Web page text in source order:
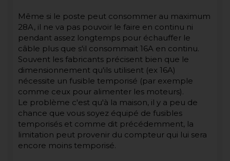
Même si le poste peut consommer au maximum
28A, il ne va pas pouvoir le faire en continu ni
pendant assez longtemps pour échauffer le
câble plus que s'il consommait 16A en continu.
Souvent les fabricants précisent bien que le
dimensionnement qu'ils utilisent (ex 16A)
nécessite un fusible temporisé (par exemple
comme ceux pour alimenter les moteurs).
Le problème c'est qu'à la maison, il y a peu de
chance que vous soyez équipé de fusibles
temporisés et comme dit précédemment, la
limitation peut provenir du compteur qui lui sera
encore moins temporisé.